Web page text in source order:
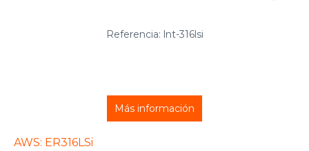
Referencia: lnt-316lsi
AWS: ER316LSi
Más información